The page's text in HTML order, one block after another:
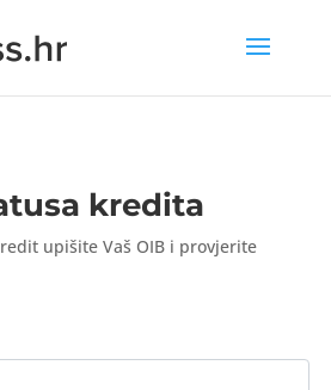
kredita
upišite Vaš OIB i provjerite